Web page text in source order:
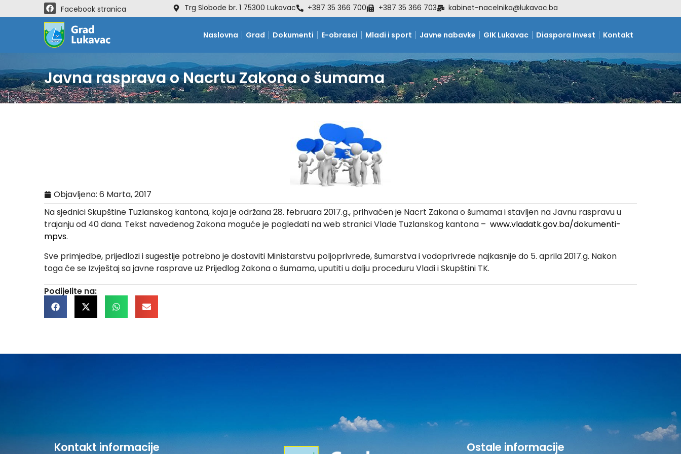
Trg Slobode br. 1 75300 Lukavac +387 35 366 700 +387 35 366 703 kabinet-nacelnika@lukavac.ba
Facebook stranica
Naslovna Grad Dokumenti E-obrasci Mladi i sport Javne nabavke GIK Lukavac Diaspora Invest Kontakt
Javna rasprava o Nacrtu Zakona o šumama
Objavljeno: 6 Marta, 2017
Na sjednici Skupštine Tuzlanskog kantona, koja je održana 28. februara 2017.g., prihvaćen je Nacrt Zakona o šumama i stavljen na Javnu raspravu u
trajanju od 40 dana. Tekst navedenog Zakona moguće je pogledati na web stranici Vlade Tuzlanskog kantona – www.vladatk.gov.ba/dokumenti-
mpvs.
Sve primjedbe, prijedlozi i sugestije potrebno je dostaviti Ministarstvu poljoprivrede, šumarstva i vodoprivrede najkasnije do 5. aprila 2017.g. Nakon
toga će se Izvještaj sa javne rasprave uz Prijedlog Zakona o šumama, uputiti u dalju proceduru Vladi i Skupštini TK.
Podijelite na:
Kontakt informacije Ostale informacije